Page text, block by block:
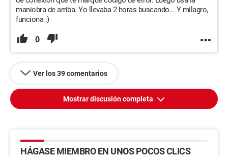
maniobra de arriba. Yo llevaba 2 horas buscando... Y milagro,
funciona :)
0
Ver los 39 comentarios
Mostrar discusión completa
HÁGASE MIEMBRO EN UNOS POCOS CLICS